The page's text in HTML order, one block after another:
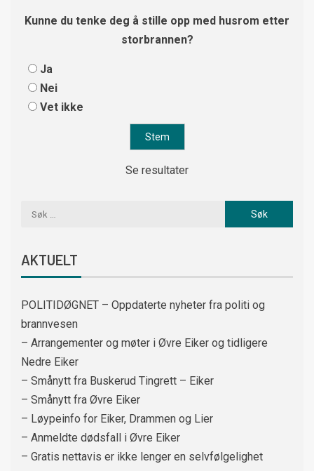
Kunne du tenke deg å stille opp med husrom etter
storbrannen?
Ja
Nei
Vet ikke
Se resultater
AKTUELT
POLITIDØGNET – Oppdaterte nyheter fra politi og
brannvesen
– Arrangementer og møter i Øvre Eiker og tidligere
Nedre Eiker
– Smånytt fra Buskerud Tingrett – Eiker
– Smånytt fra Øvre Eiker
– Løypeinfo for Eiker, Drammen og Lier
– Anmeldte dødsfall i Øvre Eiker
– Gratis nettavis er ikke lenger en selvfølgelighet